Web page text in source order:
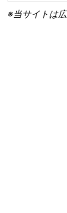
※当サイトは